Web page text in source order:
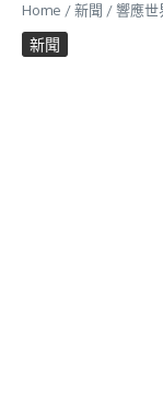
Home /新聞 /響應世
新聞